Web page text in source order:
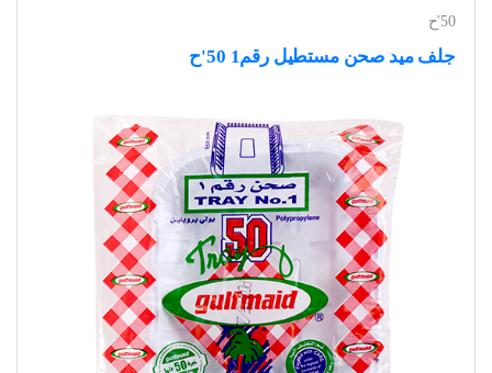
50'ح
جلف ميد صحن مستطيل رقم1 50'ح